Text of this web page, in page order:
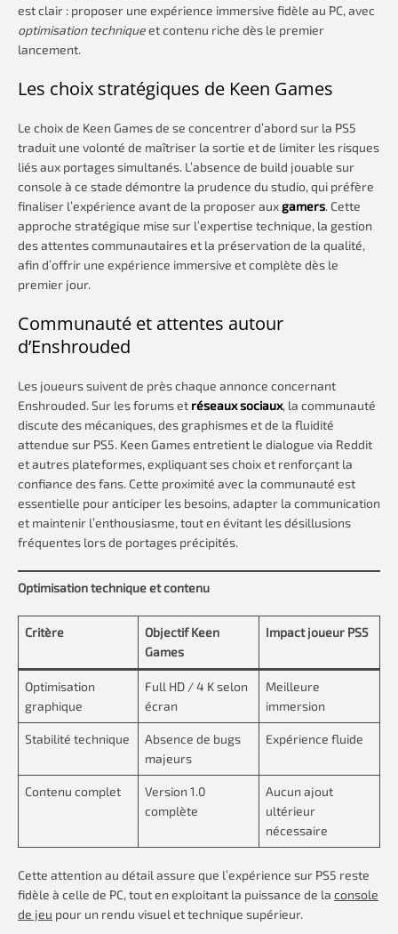
est clair : proposer une expérience immersive fidèle au PC, avec
optimisation techniqueet contenu riche dès le premier
lancement.
Les choix stratégiques de Keen Games
Le choix de Keen Games de se concentrer d’abord sur la PS5
traduit une volonté de maîtriser la sortie et de limiter les risques
liés aux portages simultanés. L’absence de build jouable sur
console à ce stade démontre la prudence du studio, qui préfère
finaliser l’expérience avant de la proposer aux gamers. Cette
approche stratégique mise sur l’expertise technique, la gestion
des attentes communautaires et la préservation de la qualité,
afin d’offrir une expérience immersive et complète dès le
premier jour.
Communauté et attentes autour
d’Enshrouded
Les joueurs suivent de près chaque annonce concernant
Enshrouded. Sur les forums et réseaux sociaux, la communauté
discute des mécaniques, des graphismes et de la fluidité
attendue sur PS5. Keen Games entretient le dialogue via Reddit
et autres plateformes, expliquant ses choix et renforçant la
confiance des fans. Cette proximité avec la communauté est
essentielle pour anticiper les besoins, adapter la communication
et maintenir l’enthousiasme, tout en évitant les désillusions
fréquentes lors de portages précipités.
Optimisation technique et contenu
Critère
Objectif Keen
Games
Impact joueur PS5
Optimisation
graphique
Full HD / 4 K selon
écran
Meilleure
immersion
Stabilité technique
Absence de bugs
majeurs
Expérience fluide
Contenu complet
Version 1.0
complète
Aucun ajout
ultérieur
nécessaire
Cette attention au détail assure que l’expérience sur PS5 reste
fidèle à celle de PC, tout en exploitant la puissance de la console
de jeu pour un rendu visuel et technique supérieur.